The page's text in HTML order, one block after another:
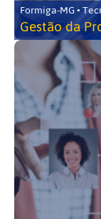
Formiga-MG •
Gestão da